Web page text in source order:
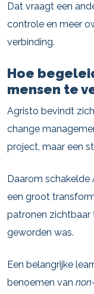
Dat vraagt een
controle en meer
verbinding.
Hoe
mensen te
Agristo bevindt
change
project, maar een
Daarom schakelde
een groot
patronen zichtbaar
geworden was.
Een belangrijke
benoemen van